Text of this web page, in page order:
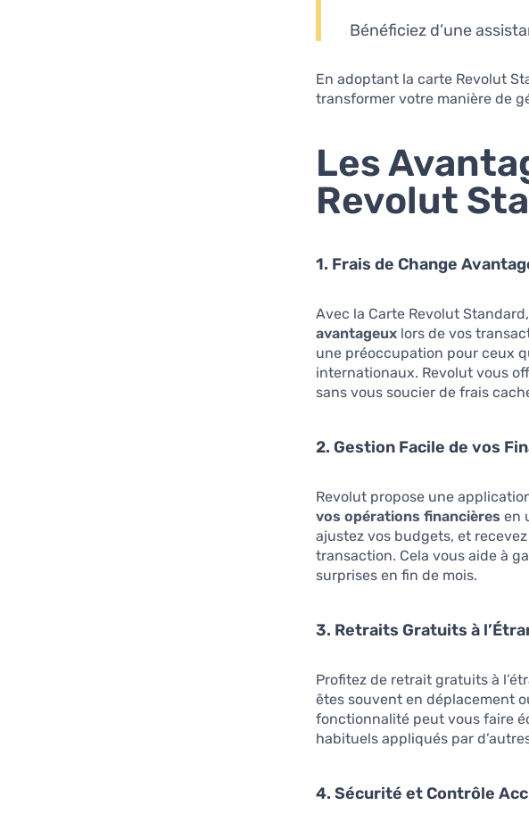
Bénéficiez d’une
En adoptant la carte Revolut
transformer votre manière de
Les
Revolut
1. Frais de Change
Avec la Carte Revolut
avantageux lors de vos
une préoccupation pour ceux
internationaux. Revolut vous
sans vous soucier de frais
2. Gestion Facile de vos
Revolut propose une
vos opérations financières en
ajustez vos budgets, et
transaction. Cela vous aide à
surprises en fin de mois.
3. Retraits Gratuits à
Profitez de retrait gratuits à
êtes souvent en déplacement
fonctionnalité peut vous faire
habituels appliqués par
4. Sécurité et Contrôle